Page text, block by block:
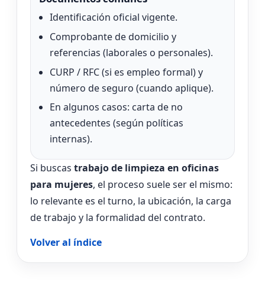
Identificación oficial vigente.
Comprobante de domicilio y
referencias (laborales o personales).
CURP / RFC (si es empleo formal) y
número de seguro (cuando aplique).
En algunos casos: carta de no
antecedentes (según políticas
internas).
Si buscas trabajo de limpieza en oficinas
para mujeres, el proceso suele ser el mismo:
lo relevante es el turno, la ubicación, la carga
de trabajo y la formalidad del contrato.
Volver al índice